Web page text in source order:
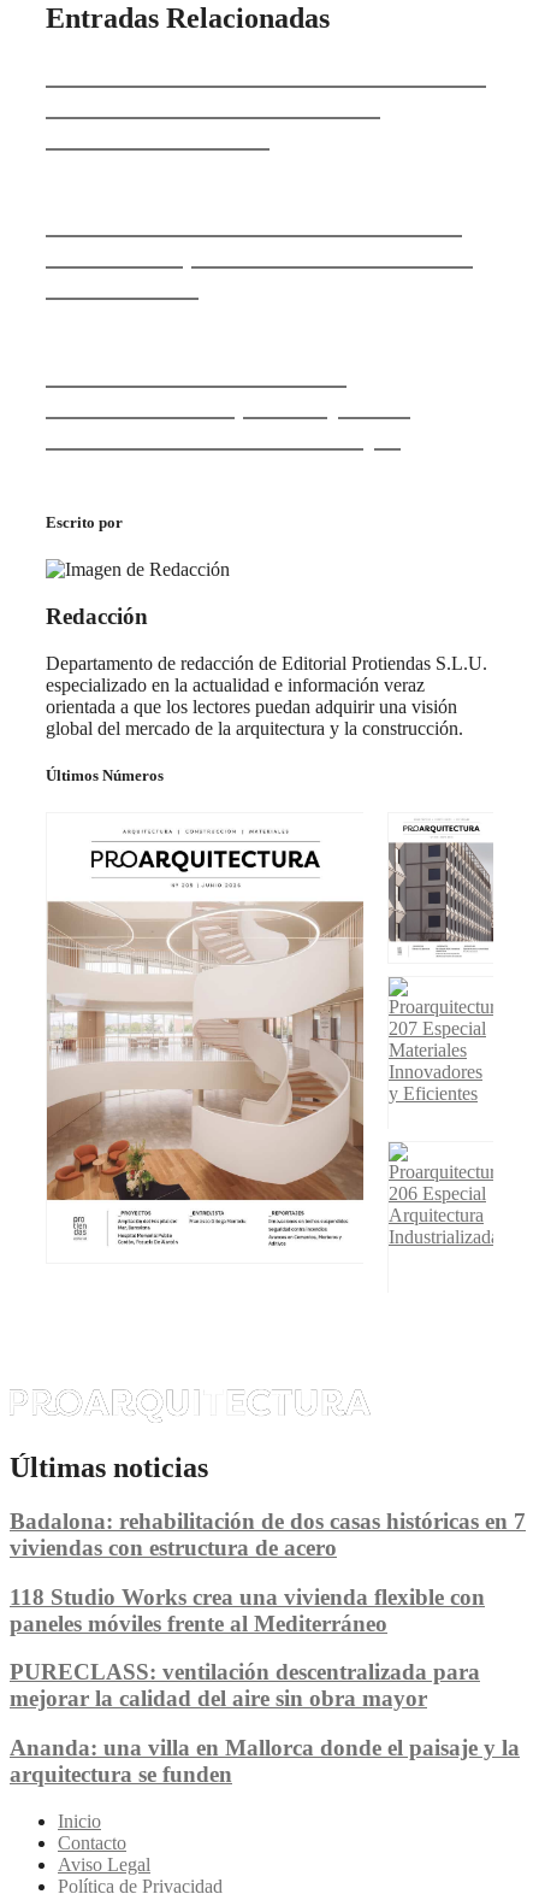
Entradas Relacionadas
Escrito por
Redacción
Departamento de redacción de Editorial Protiendas S.L.U.
especializado en la actualidad e información veraz
orientada a que los lectores puedan adquirir una visión
global del mercado de la arquitectura y la construcción.
Últimos Números
Últimas noticias
Badalona: rehabilitación de dos casas históricas en 7
viviendas con estructura de acero
118 Studio Works crea una vivienda flexible con
paneles móviles frente al Mediterráneo
PURECLASS: ventilación descentralizada para
mejorar la calidad del aire sin obra mayor
Ananda: una villa en Mallorca donde el paisaje y la
arquitectura se funden
Inicio
Contacto
Aviso Legal
Política de Privacidad